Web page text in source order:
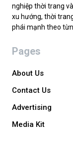
nghiệp thời trang
xu hướng, thời
phái mạnh theo
Pages
About Us
Contact Us
Advertising
Media Kit